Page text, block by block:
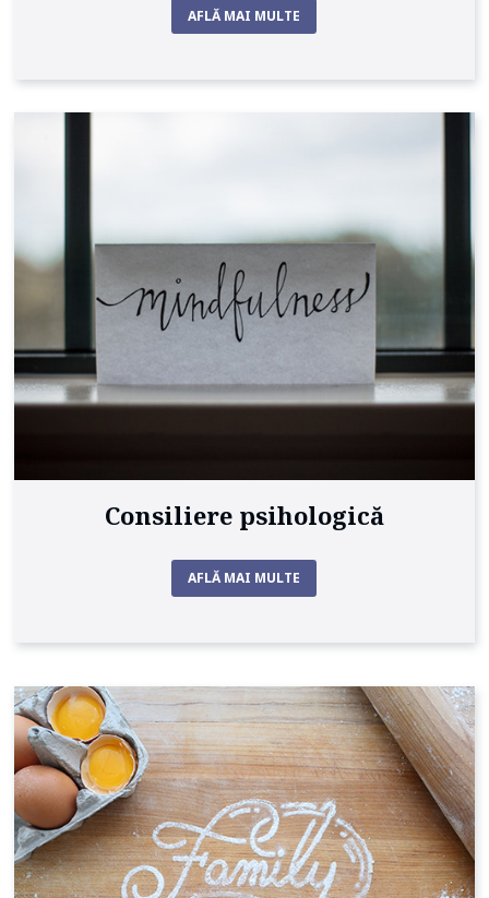
AFLĂ MAI MULTE
Consiliere psihologică
AFLĂ MAI MULTE